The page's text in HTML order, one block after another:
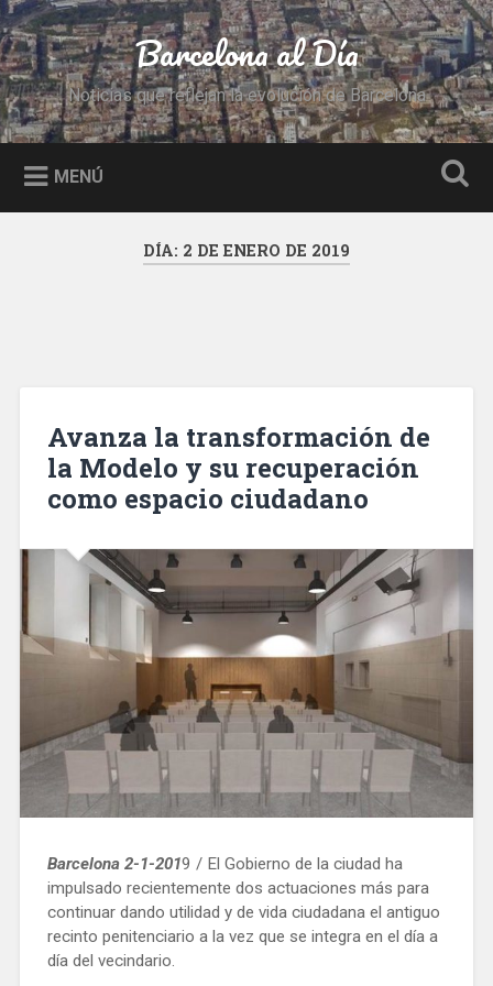
Saltar
al
contenido
Buscar Barcelona al Día
Noticias que reflejan la evolución de Barcelona
MENÚ
DÍA: 2 DE ENERO DE 2019
Avanza la transformación de
la Modelo y su recuperación
como espacio ciudadano
Barcelona 2-1-2019 / El Gobierno de la ciudad ha
impulsado recientemente dos actuaciones más para
continuar dando utilidad y de vida ciudadana el antiguo
recinto penitenciario a la vez que se integra en el día a
día del vecindario.